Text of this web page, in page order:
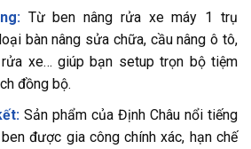
Từ ben nâng rửa xe máy 1 trụ
bàn nâng sửa chữa, cầu nâng ô tô,
xe… giúp bạn setup trọn bộ tiệm
đồng bộ.
Sản phẩm của Định Châu nổi tiếng
được gia công chính xác, hạn chế